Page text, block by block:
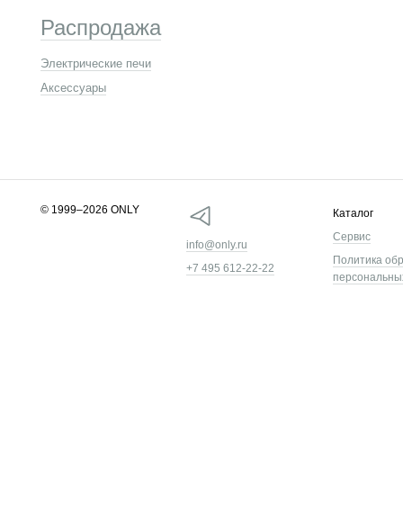
Распродажа
Электрические печи
Аксессуары
© 1999–2026 ONLY
info@only.ru
+7 495 612-22-22
Каталог
Сервис
Политика